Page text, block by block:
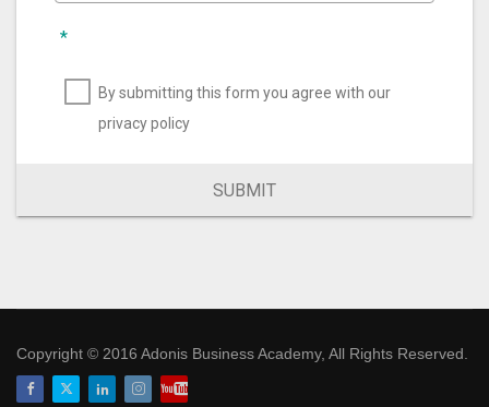
*
By submitting this form you agree with our
privacy policy
SUBMIT
Copyright © 2016 Adonis Business Academy, All Rights Reserved.